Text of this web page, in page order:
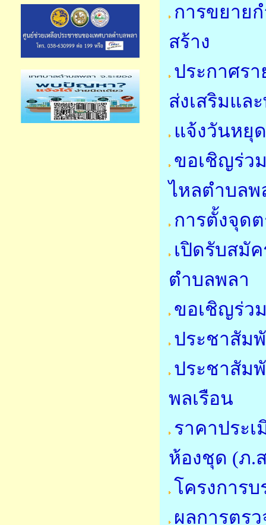
การขยาย
สร้าง
ประกาศร
ส่งเสริมแ
แจ้งวันหยุ
ขอเชิญร่ว
ไหลตำบล
การตั้งจุด
เปิดรับสมั
ตำบลพลา
ขอเชิญร่ว
ประชาสัม
ประชาสัม
พลเรือน
ราคาประ
ห้องชุด (ภ.
โครงการ
ผลการตร